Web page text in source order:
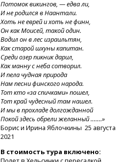
Потомок викингов, — едва ли,
И не родился в Наантали.
Хоть не еврей и хоть не финн,
Он как Моисей, такой один.
Водил он в лес израильтян,
Как старой шхуны капитан.
Среди озер пикник дарил,
Как манну с неба сотворил.
И пела чудная природа
Нам песни финского народа.
Тот кто «за спичками» пошел,
Тот край чудесный там нашел.
И мы в прохладе долгожданной
Покой здесь обрели желанный …….»
Борис и Ирина Яблочкины 25 августа
2021
В стоимость тура включено: